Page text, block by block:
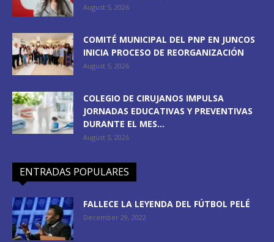
August 5, 2026
COMITÉ MUNICIPAL DEL PNP EN JUNCOS
INICIA PROCESO DE REORGANIZACIÓN
August 5, 2026
COLEGIO DE CIRUJANOS IMPULSA
JORNADAS EDUCATIVAS Y PREVENTIVAS
DURANTE EL MES...
August 5, 2026
ENTRADAS POPULARES
FALLECE LA LEYENDA DEL FÚTBOL PELÉ
December 29, 2022